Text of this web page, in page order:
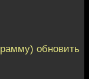
обновить